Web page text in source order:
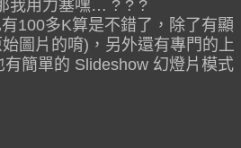
我用力塞嘿… ? ? ?
100多K算是不錯了，除了有顯
圖片的唷)，另外還有專門的上
有簡單的 Slideshow 幻燈片模式